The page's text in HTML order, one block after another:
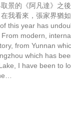
景的《阿凡達》之
我看來，張家界猶
this year has
modern,
from Yunnan
which has
I have been to